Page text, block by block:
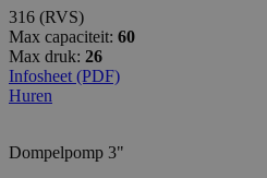
316 (RVS)
Max capaciteit: 60
Max druk: 26
Infosheet (PDF)
Huren
Dompelpomp 3"